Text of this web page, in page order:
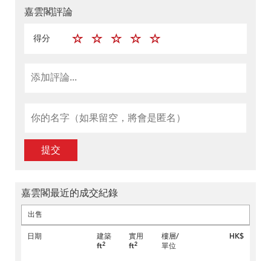
嘉雲閣評論
得分
提交
嘉雲閣最近的成交紀錄
出售
日期
建築
ft2
實用
ft2
樓層/
單位
HK$